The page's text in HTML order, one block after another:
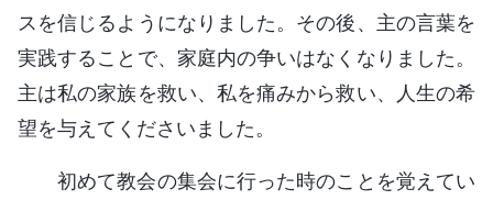
スを信じるようになりました。その後、主の言葉を
実践することで、家庭内の争いはなくなりました。
主は私の家族を救い、私を痛みから救い、人生の希
望を与えてくださいました。
初めて教会の集会に行った時のことを覚えてい